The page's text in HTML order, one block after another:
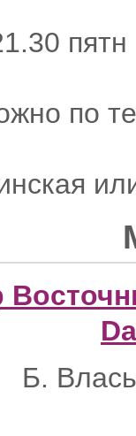
по
Б.